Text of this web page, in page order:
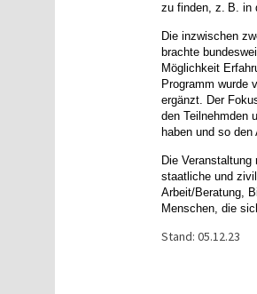
zu finden, z. B. in
Die inzwischen
brachte
Möglichkeit
Programm wurde
ergänzt. Der
den Teilnehmden
haben und so
Die
staatliche und
Arbeit/Beratung,
Menschen, die
Stand: 05.12.23